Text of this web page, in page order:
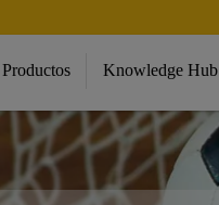
Productos Knowledge Hub